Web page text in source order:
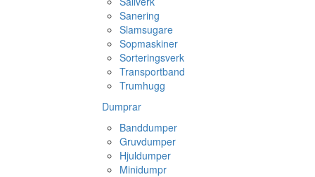
Sanering
Slamsugare
Sopmaskiner
Sorteringsverk
Transportband
Trumhugg
Dumprar
Banddumper
Gruvdumper
Hjuldumper
Minidumpr